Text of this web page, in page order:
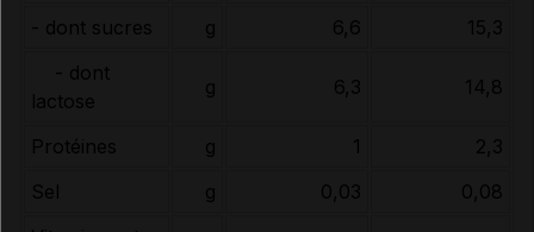
- dont sucres
g 6,6
15,3
- dont
lactose
g 6,3 14,8
Protéines g 1
2,3
Sel
g 0,03
0,08